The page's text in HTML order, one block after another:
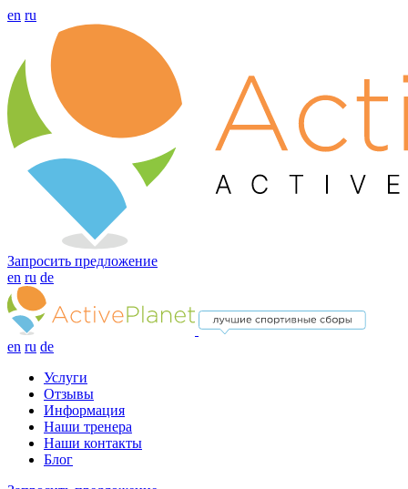
en ru
Запросить предложение
en ru de
en ru de
Услуги
Отзывы
Информация
Наши тренера
Наши контакты
Блог